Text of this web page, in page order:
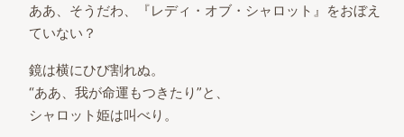
ああ、そうだわ、『レディ・オブ・シャロット』をおぼえ
ていない？
鏡は横にひび割れぬ。
“ああ、我が命運もつきたり”と、
シャロット姫は叫べり。